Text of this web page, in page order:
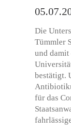
Die
Tümmler
und damit
bestätigt.
für das